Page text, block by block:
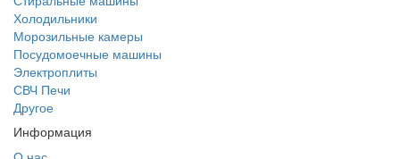
Холодильники
Морозильные камеры
Посудомоечные машины
Электроплиты
СВЧ Печи
Другое
Информация